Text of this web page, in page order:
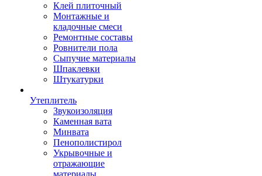
Клей плиточный
Монтажные и
кладочные смеси
Ремонтные составы
Ровнители пола
Сыпучие материалы
Шпаклевки
Штукатурки
Утеплитель
Звукоизоляция
Каменная вата
Минвата
Пенополистирол
Укрывочные и
отражающие